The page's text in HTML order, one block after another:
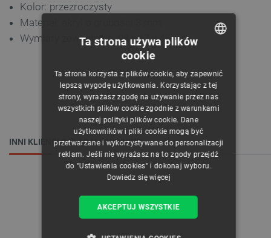
Kolor: przezroczysty
Materiał: akryl o grubości 3 mm
Wymiary zewnętrzne:98 x 67 x 48 mm
INNI KLIENCI OGLĄDALI RÓWNIEŻ:
CZECH
ENGLISH
GERMAN
Ta strona używa plików
cookie
Ta strona korzysta z plików cookie, aby zapewnić
lepszą wygodę użytkowania. Korzystając z tej
strony, wyrażasz zgodę na używanie przez nas
wszystkich plików cookie zgodnie z warunkami
naszej polityki plików cookie. Dane
użytkowników i pliki cookie mogą być
przetwarzane i wykorzystywane do personalizacji
reklam. Jeśli nie wyrażasz na to zgody przejdź
do "Ustawienia cookies" i dokonaj wyboru.
Dowiedz się więcej
AKCEPTUJ WSZYSTKIE